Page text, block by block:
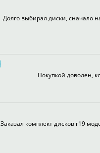
Долго выбирал диски, сначало
Покупкой доволен,
Заказал комплект дисков r19